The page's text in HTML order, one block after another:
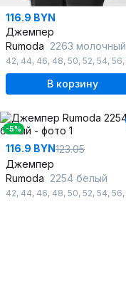
116.9 BYN
Джемпер
Rumoda 2263 молочный
42, 44, 46, 48, 50, 52, 54, 56,
В корзину
-5%
116.9 BYN123.05
Джемпер
Rumoda 2254 белый
42, 44, 46, 48, 50, 52, 54, 56,